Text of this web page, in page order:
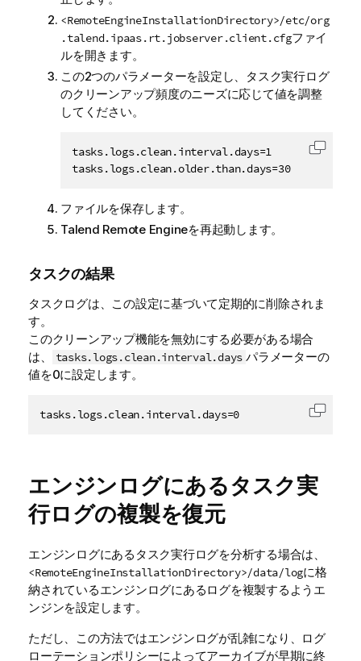
<RemoteEngineInstallationDirectory>/etc/org
.talend.ipaas.rt.jobserver.client.cfgファイ
ルを開きます。
この2つのパラメーターを設定し、タスク実行ログ
のクリーンアップ頻度のニーズに応じて値を調整
してください。
tasks.logs.clean.interval.days=1
tasks.logs.clean.older.than.days=30
コード
ファイルを保存します。
Talend Remote Engineを再起動します。
タスクの結果
タスクログは、この設定に基づいて定期的に削除されま
す。
このクリーンアップ機能を無効にする必要がある場合
は、
tasks.logs.clean.interval.days パラメーターの
値を0に設定します。
tasks.logs.clean.interval.days=0 コード
エンジンログにあるタスク実
行ログの複製を復元
エンジンログにあるタスク実行ログを分析する場合は、
<RemoteEngineInstallationDirectory>/data/logに格
納されているエンジンログにあるログを複製するようエ
ンジンを設定します。
ただし、この方法ではエンジンログが乱雑になり、ログ
ローテーションポリシーによってアーカイブが早期に終